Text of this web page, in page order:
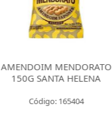
AMENDOIM MENDORATO
150G SANTA HELENA
Código: 165404